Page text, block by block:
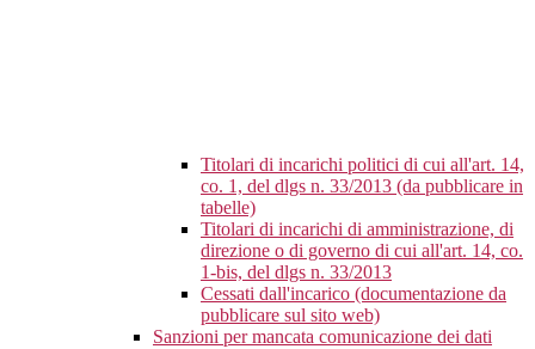
Titolari di incarichi politici di cui all'art. 14,
co. 1, del dlgs n. 33/2013 (da pubblicare in
tabelle)
Titolari di incarichi di amministrazione, di
direzione o di governo di cui all'art. 14, co.
1-bis, del dlgs n. 33/2013
Cessati dall'incarico (documentazione da
pubblicare sul sito web)
Sanzioni per mancata comunicazione dei dati